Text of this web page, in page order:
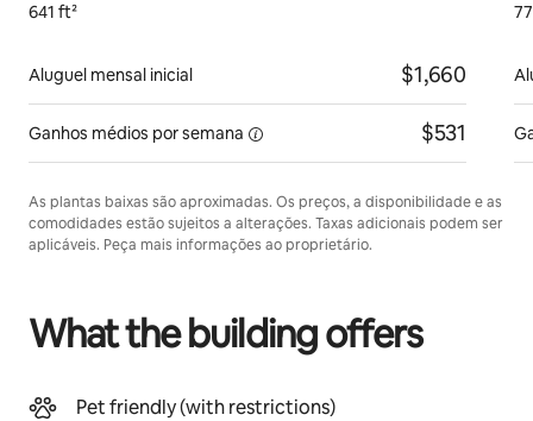
641 ft²
Aluguel mensal inicial $1,660
Ganhos médios por semana $531
As plantas baixas são aproximadas. Os preços, a disponibilidade e as
comodidades estão sujeitos a alterações. Taxas adicionais podem ser
aplicáveis. Peça mais informações ao proprietário.
What the building offers
Pet friendly (with restrictions)